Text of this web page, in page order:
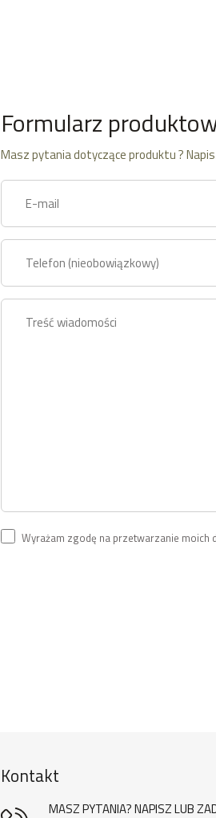
Formularz
Masz pytania dotyczące produktu ?
Wyrażam zgodę na przetwarzanie moich
Kontakt
MASZ PYTANIA? NAPISZ LUB